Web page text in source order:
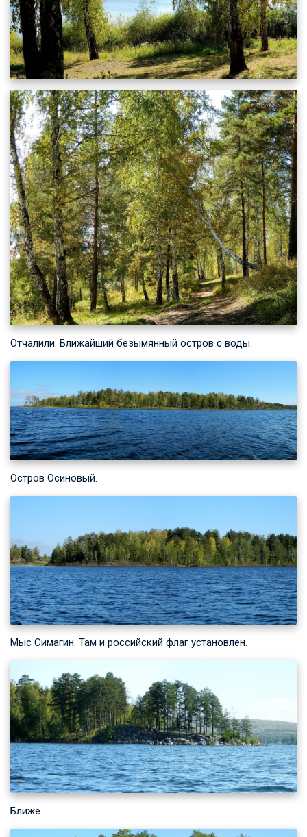
Отчалили. Ближайший безымянный остров с воды.
Остров Осиновый.
Мыс Симагин. Там и российский флаг установлен.
Ближе.